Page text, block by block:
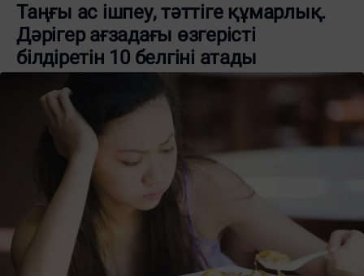
Таңғы ас ішпеу, тәттіге құмарлық.
Дәрігер ағзадағы өзгерісті
білдіретін 10 белгіні атады